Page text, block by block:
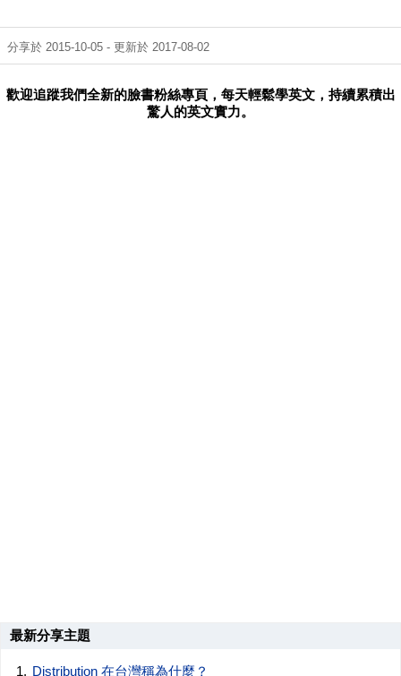
分享於 2015-10-05 - 更新於 2017-08-02
歡迎追蹤我們全新的臉書粉絲專頁，每天輕鬆學英文，持續累積出
驚人的英文實力。
最新分享主題
Distribution 在台灣稱為什麼？